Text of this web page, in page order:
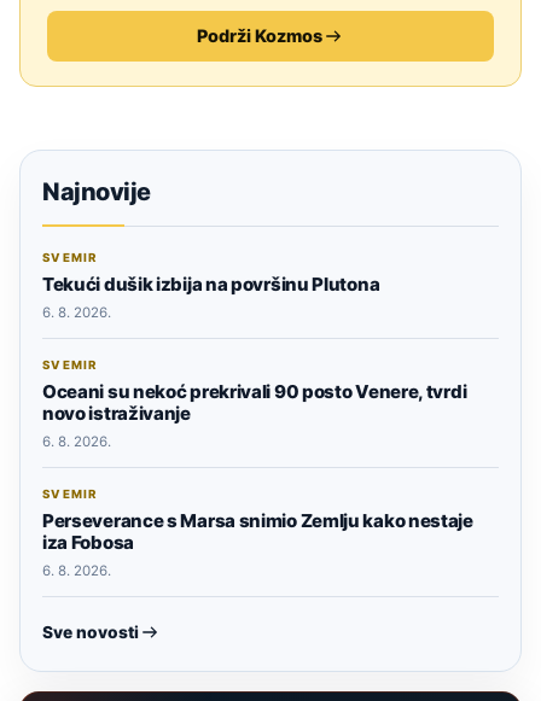
Podrži Kozmos
Najnovije
SVEMIR
Tekući dušik izbija na površinu Plutona
6. 8. 2026.
SVEMIR
Oceani su nekoć prekrivali 90 posto Venere, tvrdi
novo istraživanje
6. 8. 2026.
SVEMIR
Perseverance s Marsa snimio Zemlju kako nestaje
iza Fobosa
6. 8. 2026.
Sve novosti